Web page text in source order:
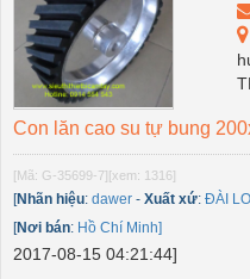
Con lăn cao su tự bung
[Mã: G-35699-7][xem: 1316]
[Nhãn hiệu: dawer - Xuất xứ: ĐÀI
[Nơi bán: Hồ Chí Minh]
2017-08-15 04:21:44]